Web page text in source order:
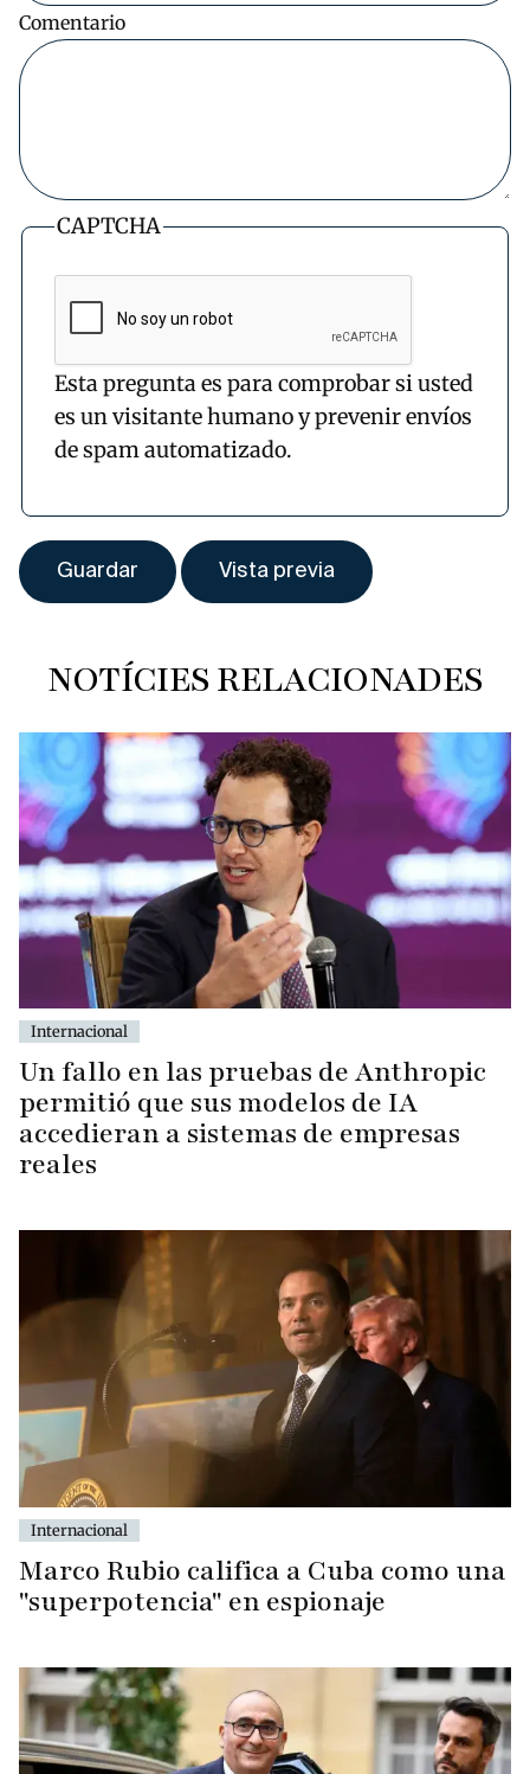
Comentario
CAPTCHA
Esta pregunta es para comprobar si usted
es un visitante humano y prevenir envíos
de spam automatizado.
NOTÍCIES RELACIONADES
Internacional
Un fallo en las pruebas de Anthropic
permitió que sus modelos de IA
accedieran a sistemas de empresas
reales
Internacional
Marco Rubio califica a Cuba como una
"superpotencia" en espionaje